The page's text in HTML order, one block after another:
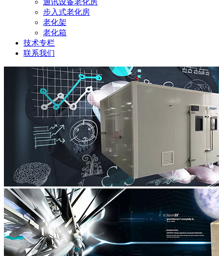
通讯设备老化房
步入式老化房
老化架
老化箱
技术专栏
联系我们